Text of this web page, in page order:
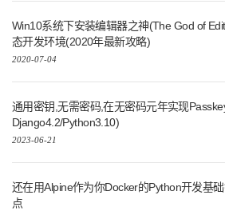
Win10系统下安装编辑器之神(The God of
态开发环境(2020年最新攻略)
2020-07-04
通用密钥,无需密码,在无密码元年实现
Django4.2/Python3.10)
2023-06-21
还在用Alpine作为你Docker的Python开发基
点